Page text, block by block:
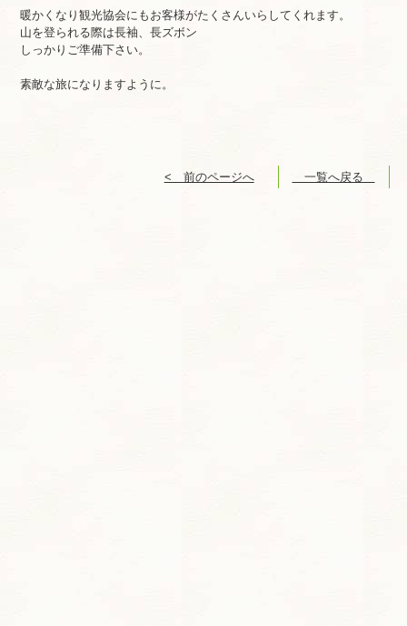
暖かくなり観光協会にもお客様がたくさんいらしてくれます。
山を登られる際は長袖、長ズボン
しっかりご準備下さい。
素敵な旅になりますように。
< 前のページへ 一覧へ戻る